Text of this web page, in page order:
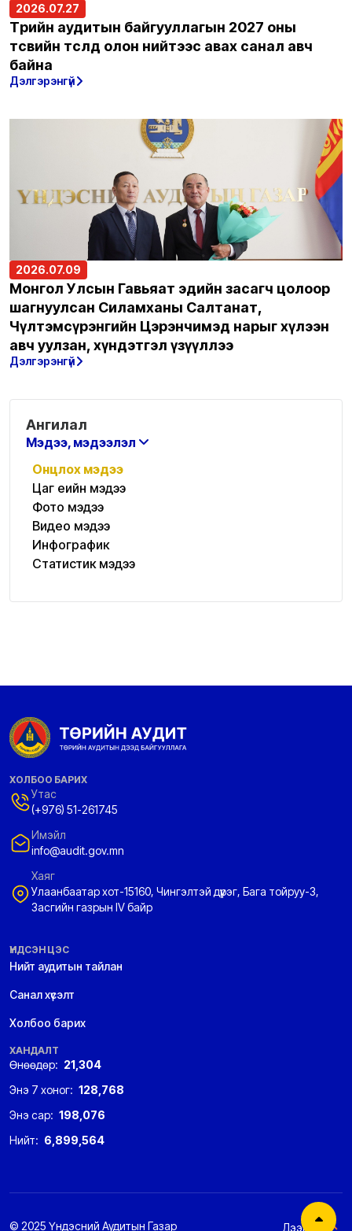
2026.07.27
Төрийн аудитын байгууллагын 2027 оны
төсвийн төсөлд олон нийтээс авах санал авч
байна
Дэлгэрэнгүй
2026.07.09
Монгол Улсын Гавьяат эдийн засагч цолоор
шагнуулсан Силамханы Салтанат,
Чүлтэмсүрэнгийн Цэрэнчимэд нарыг хүлээн
авч уулзан, хүндэтгэл үзүүллээ
Дэлгэрэнгүй
Ангилал
Мэдээ, мэдээлэл
Онцлох мэдээ
Цаг үеийн мэдээ
Фото мэдээ
Видео мэдээ
Инфографик
Статистик мэдээ
ХОЛБОО БАРИХ
Утас
(+976) 51-261745
Имэйл
info@audit.gov.mn
Хаяг
Улаанбаатар хот-15160, Чингэлтэй дүүрэг, Бага тойруу-3,
Засгийн газрын IV байр
ҮНДСЭН ЦЭС
Нийт аудитын тайлан
Санал хүсэлт
Холбоо барих
ХАНДАЛТ
Өнөөдөр: 21,304
Энэ 7 хоног: 128,768
Энэ сар: 198,076
Нийт: 6,899,564
© 2025 Үндэсний Аудитын Газар Дээшээ